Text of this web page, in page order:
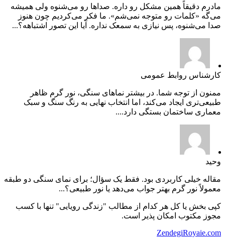
مادرم دقیقاً همین مشکل رو داره. صداها رو می‌شنوه ولی همیشه
می‌گه «کلمات رو متوجه نمی‌شم». ما فکر می‌کردیم چون هنوز
صدا می‌شنوه، پس نیازی به سمعک نداره. آیا این تصور اشتباهه؟...
کارشناس روابط عمومی
ممنون از توجه شما. در بیشتر نماهای سنگی، نور گرم ظاهر
طبیعی‌تری ایجاد می‌کند، اما انتخاب نهایی به رنگ سنگ و سبک
معماری ساختمان بستگی دارد....
وحید
مقاله خیلی کاربردی بود. فقط یک سؤال؛ برای نمای سنگی دو طبقه
معمولاً نور گرم بهتر جواب می‌دهد یا نور طبیعی؟...
کپی بخش یا کل هر کدام از مطالب "زندگی رویایی" تنها با کسب
مجوز مکتوب امکان پذیر است.
ZendegiRoyaie.com